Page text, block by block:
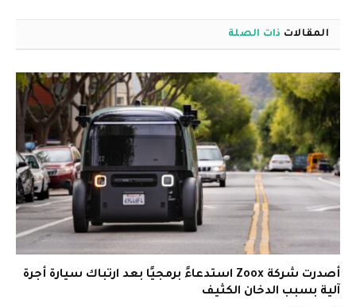
المقالات ذات الصلة
أصدرت شركة Zoox استدعاءً برمجيًا بعد ارتباك سيارة أجرة
آلية بسبب الدخان الكثيف